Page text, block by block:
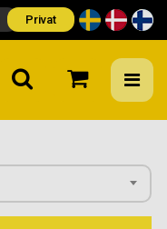
Privat